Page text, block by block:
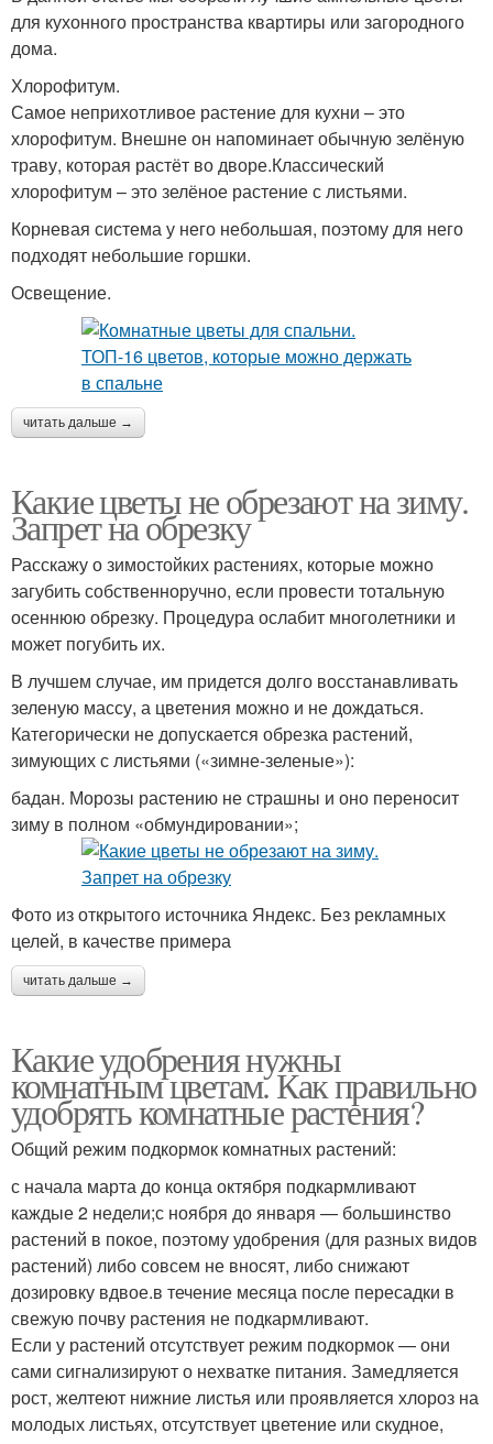
для кухонного пространства квартиры или загородного
дома.
Хлорофитум.
Самое неприхотливое растение для кухни – это
хлорофитум. Внешне он напоминает обычную зелёную
траву, которая растёт во дворе.Классический
хлорофитум – это зелёное растение с листьями.
Корневая система у него небольшая, поэтому для него
подходят небольшие горшки.
Освещение.
читать дальше →
Какие цветы не обрезают на зиму.
Запрет на обрезку
Расскажу о зимостойких растениях, которые можно
загубить собственноручно, если провести тотальную
осеннюю обрезку. Процедура ослабит многолетники и
может погубить их.
В лучшем случае, им придется долго восстанавливать
зеленую массу, а цветения можно и не дождаться.
Категорически не допускается обрезка растений,
зимующих с листьями («зимне-зеленые»):
бадан. Морозы растению не страшны и оно переносит
зиму в полном «обмундировании»;
Фото из открытого источника Яндекс. Без рекламных
целей, в качестве примера
читать дальше →
Какие удобрения нужны
комнатным цветам. Как правильно
удобрять комнатные растения?
Общий режим подкормок комнатных растений:
с начала марта до конца октября подкармливают
каждые 2 недели;с ноября до января — большинство
растений в покое, поэтому удобрения (для разных видов
растений) либо совсем не вносят, либо снижают
дозировку вдвое.в течение месяца после пересадки в
свежую почву растения не подкармливают.
Если у растений отсутствует режим подкормок — они
сами сигнализируют о нехватке питания. Замедляется
рост, желтеют нижние листья или проявляется хлороз на
молодых листьях, отсутствует цветение или скудное,